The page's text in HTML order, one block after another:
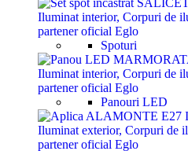
Spoturi
Panouri LED